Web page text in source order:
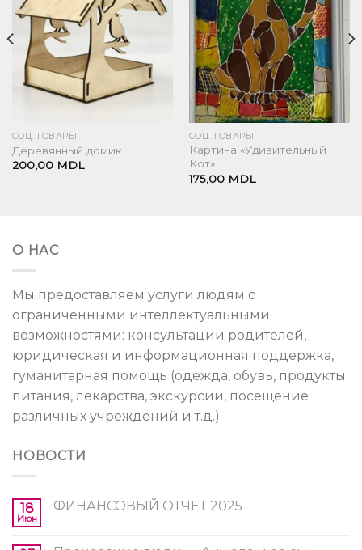
СОЦ. ТОВАРЫ
Деревянный домик
200,00 MDL
СОЦ. ТОВАРЫ
Картина «Удивительный
Кот»
175,00 MDL
О НАС
Мы предоставляем услуги людям с
ограниченными интеллектуальными
возможностями: консультации родителей,
юридическая и информационная поддержка,
гуманитарная помощь (одежда, обувь, продукты
питания, лекарства, экскурсии, посещение
различных учреждений и т.д.)
НОВОСТИ
18
Июн
ФИНАНСОВЫЙ ОТЧЕТ 2025